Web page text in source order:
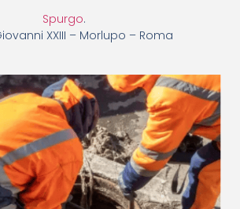
Spurgo.
XXIII – Morlupo – Roma